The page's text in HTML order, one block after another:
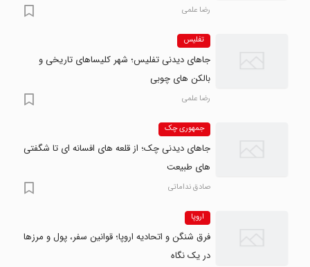
رضا علمی
تفلیس
جاهای دیدنی تفلیس؛ شهر کلیساهای تاریخی و
بالکن های چوبی
رضا علمی
جمهوری چک
جاهای دیدنی چک؛ از قلعه های افسانه ای تا شگفتی
های طبیعت
صادق نداماتی
اروپا
فرق شنگن و اتحادیه اروپا؛ قوانین سفر، پول و مرزها
در یک نگاه